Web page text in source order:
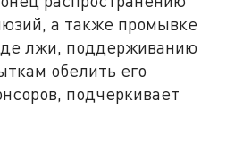
а также промывке
лжи, поддерживанию
обелить его
подчеркивает